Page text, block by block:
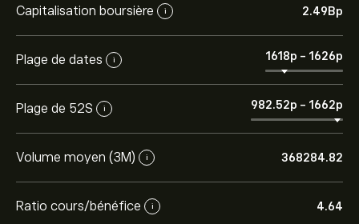
Capitalisation boursière i 2.49B‎p‎
Plage de dates i 1618‎p‎ - 1626‎p‎
Plage de 52S i 982.52‎p‎ - 1662‎p‎
Volume moyen (3M) i 368284.82
Ratio cours/bénéfice i 4.64